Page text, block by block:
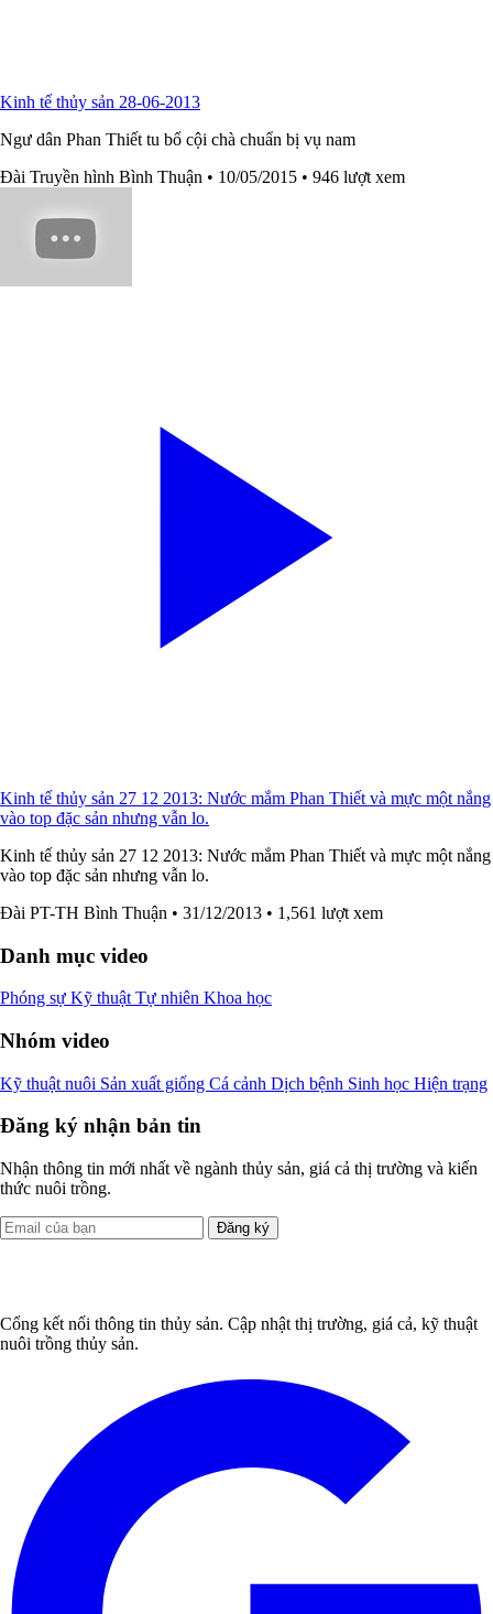
Kinh tế thủy sản 28-06-2013
Ngư dân Phan Thiết tu bổ cội chà chuẩn bị vụ nam
Đài Truyền hình Bình Thuận • 10/05/2015 • 946 lượt xem
Kinh tế thủy sản 27 12 2013: Nước mắm Phan Thiết và mực một nắng
vào top đặc sản nhưng vẫn lo.
Kinh tế thủy sản 27 12 2013: Nước mắm Phan Thiết và mực một nắng
vào top đặc sản nhưng vẫn lo.
Đài PT-TH Bình Thuận • 31/12/2013 • 1,561 lượt xem
Danh mục video
Phóng sự Kỹ thuật Tự nhiên Khoa học
Nhóm video
Kỹ thuật nuôi Sản xuất giống Cá cảnh Dịch bệnh Sinh học Hiện trạng
Đăng ký nhận bản tin
Nhận thông tin mới nhất về ngành thủy sản, giá cả thị trường và kiến
thức nuôi trồng.
Đăng ký
Cổng kết nối thông tin thủy sản. Cập nhật thị trường, giá cả, kỹ thuật
nuôi trồng thủy sản.